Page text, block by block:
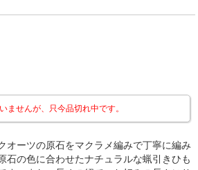
ませんが、只今品切れ中です。
オーツの原石をマクラメ編みで丁寧に編み
石の色に合わせたナチュラルな蝋引きひも